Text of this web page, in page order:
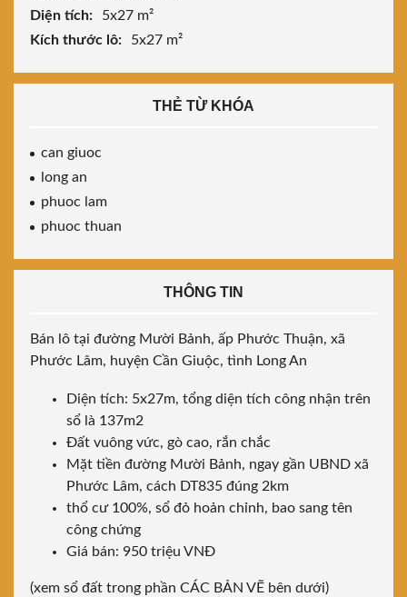
Diện tích:
5x27 m²
Kích thước lô:
5x27 m²
THẺ TỪ KHÓA
can giuoc
long an
phuoc lam
phuoc thuan
THÔNG TIN
Bán lô tại đường Mười Bảnh, ấp Phước Thuận, xã
Phước Lâm, huyện Cần Giuộc, tình Long An
Diện tích: 5x27m, tổng diện tích công nhận trên
sổ là 137m2
Đất vuông vức, gò cao, rắn chắc
Mặt tiền đường Mười Bảnh, ngay gần UBND xã
Phước Lâm, cách DT835 đúng 2km
thổ cư 100%, sổ đỏ hoản chỉnh, bao sang tên
công chứng
Giá bán: 950 triệu VNĐ
(xem sổ đất trong phần CÁC BẢN VẼ bên dưới)